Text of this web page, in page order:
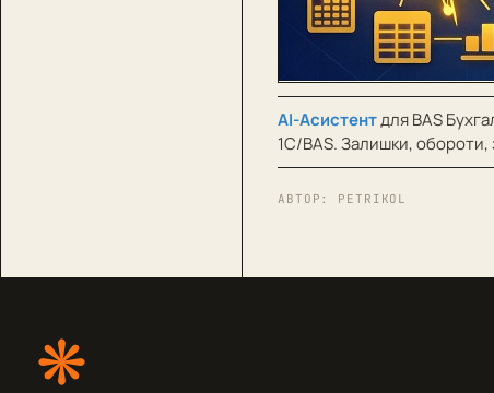
AI-Асистентдля BAS
1С/BAS. Залишки, обороти,
АВТОР: PETRIKOL
❋